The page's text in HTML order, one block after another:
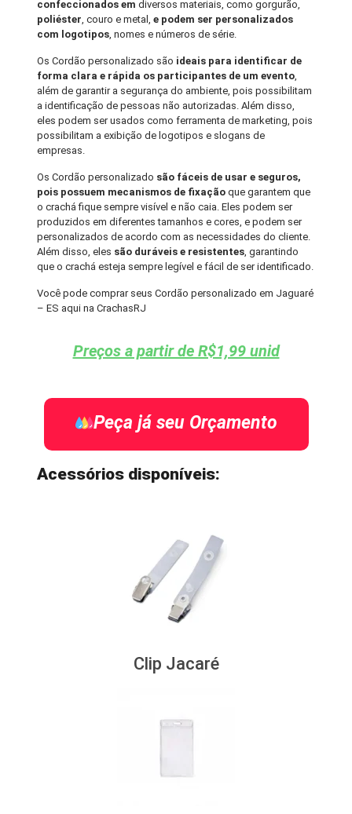
confeccionados emdiversos materiais, como gorgurão,
poliéster, couro e metal,e podem ser personalizados
com logotipos, nomes e números de série.
Os Cordão personalizado são ideais para identificar de
forma clara e rápida os participantes de um evento,
além de garantir a segurança do ambiente, pois possibilitam
a identificação de pessoas não autorizadas. Além disso,
eles podem ser usados como ferramenta de marketing, pois
possibilitam a exibição de logotipos e slogans de
empresas.
Os Cordão personalizado são fáceis de usar e seguros,
pois possuem mecanismos de fixação que garantem que
o crachá fique sempre visível e não caia. Eles podem ser
produzidos em diferentes tamanhos e cores, e podem ser
personalizados de acordo com as necessidades do cliente.
Além disso, eles são duráveis e resistentes, garantindo
que o crachá esteja sempre legível e fácil de ser identificado.
Você pode comprar seus Cordão personalizado em Jaguaré
– ES aqui na CrachasRJ
Preços a partir de R$1,99 unid
Peça já seu Orçamento
Acessórios disponíveis:
Clip Jacaré